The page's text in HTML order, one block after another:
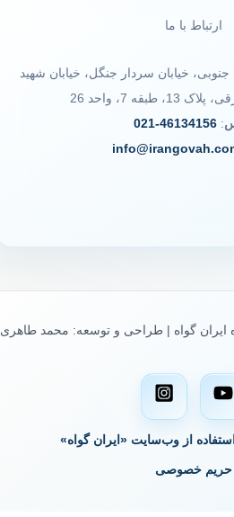
ارتباط با ما
خیابان سردار جنگل، خیابان شهید
7، واحد 26
:
46134156-021
از وب‌سایت «ایران گواه»
حریم خصوصی